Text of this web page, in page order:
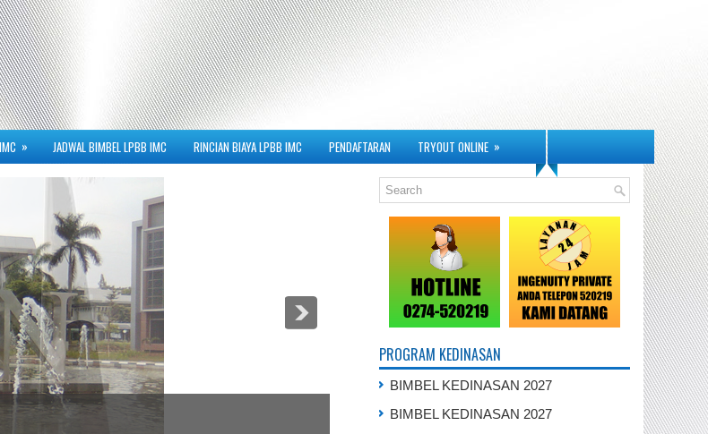
» JADWAL BIMBEL LPBB IMC RINCIAN BIAYA LPBB IMC PENDAFTARAN TRYOUT ONLINE »
PROGRAM KEDINASAN
BIMBEL KEDINASAN 2027
BIMBEL KEDINASAN 2027